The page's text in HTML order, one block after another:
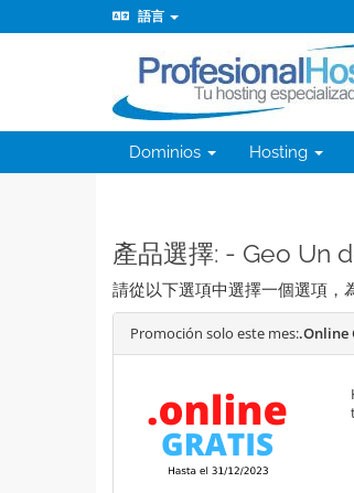
語言
Dominios Hosting
產品選擇: - Geo Un
請從以下選項中選擇一個選項，
Promoción solo este mes:.Online